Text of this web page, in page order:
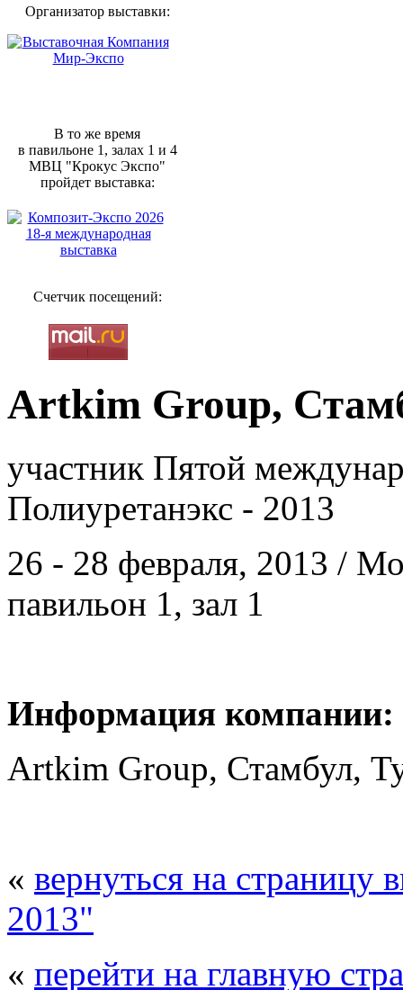
Организатор выставки:
В то же время
в павильоне 1, залах 1 и 4
МВЦ "Крокус Экспо"
пройдет выставка:
Счетчик посещений:
Artkim Group,
участник Пятой
Полиуретанэкс - 2013
26 - 28 февраля, 2013 /
павильон 1, зал 1
Информация компании:
Artkim Group, Стамбул,
« вернуться на страницу
2013"
« перейти на главную